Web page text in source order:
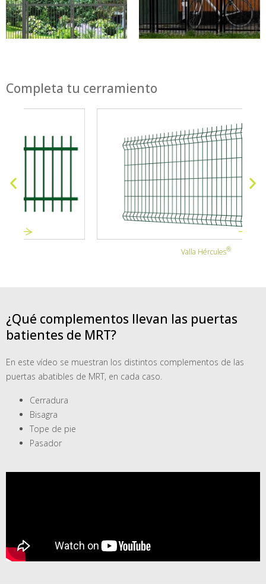
Completa tu cerramiento
¿Qué complementos llevan las puertas
batientes de MRT?
En este vídeo se muestran los distintos complementos de las
puertas abatibles de MRT, en cada caso.
Cerradura
Bisagra
Tope de pie
Pasador